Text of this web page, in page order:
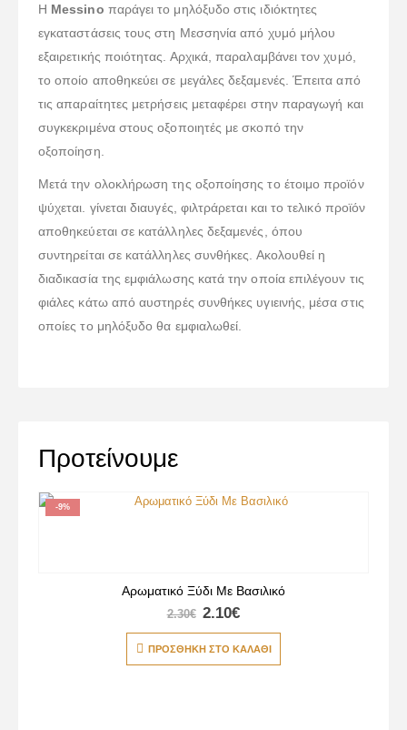
Η Messino παράγει το μηλόξυδο στις ιδιόκτητες
εγκαταστάσεις τους στη Μεσσηνία από χυμό μήλου
εξαιρετικής ποιότητας. Αρχικά, παραλαμβάνει τον χυμό,
το οποίο αποθηκεύει σε μεγάλες δεξαμενές. Έπειτα από
τις απαραίτητες μετρήσεις μεταφέρει στην παραγωγή και
συγκεκριμένα στους οξοποιητές με σκοπό την
οξοποίηση.
Μετά την ολοκλήρωση της οξοποίησης το έτοιμο προϊόν
ψύχεται. γίνεται διαυγές, φιλτράρεται και το τελικό προϊόν
αποθηκεύεται σε κατάλληλες δεξαμενές, όπου
συντηρείται σε κατάλληλες συνθήκες. Ακολουθεί η
διαδικασία της εμφιάλωσης κατά την οποία επιλέγουν τις
φιάλες κάτω από αυστηρές συνθήκες υγιεινής, μέσα στις
οποίες το μηλόξυδο θα εμφιαλωθεί.
Προτείνουμε
-9%
Αρωματικό Ξύδι Με Βασιλικό
2.30€ 2.10€
ΠΡΟΣΘΉΚΗ ΣΤΟ ΚΑΛΆΘΙ